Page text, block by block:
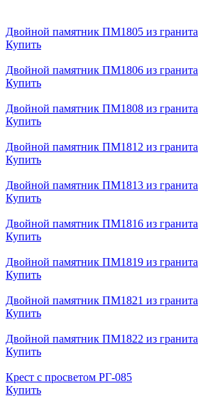
Двойной памятник ПМ1805 из гранита
Купить
Двойной памятник ПМ1806 из гранита
Купить
Двойной памятник ПМ1808 из гранита
Купить
Двойной памятник ПМ1812 из гранита
Купить
Двойной памятник ПМ1813 из гранита
Купить
Двойной памятник ПМ1816 из гранита
Купить
Двойной памятник ПМ1819 из гранита
Купить
Двойной памятник ПМ1821 из гранита
Купить
Двойной памятник ПМ1822 из гранита
Купить
Крест с просветом РГ-085
Купить